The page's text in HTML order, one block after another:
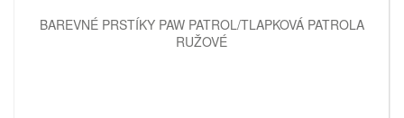
BAREVNÉ PRSTÍKY PAW PATROL/TLAPKOVÁ PATROLA
RUŽOVÉ